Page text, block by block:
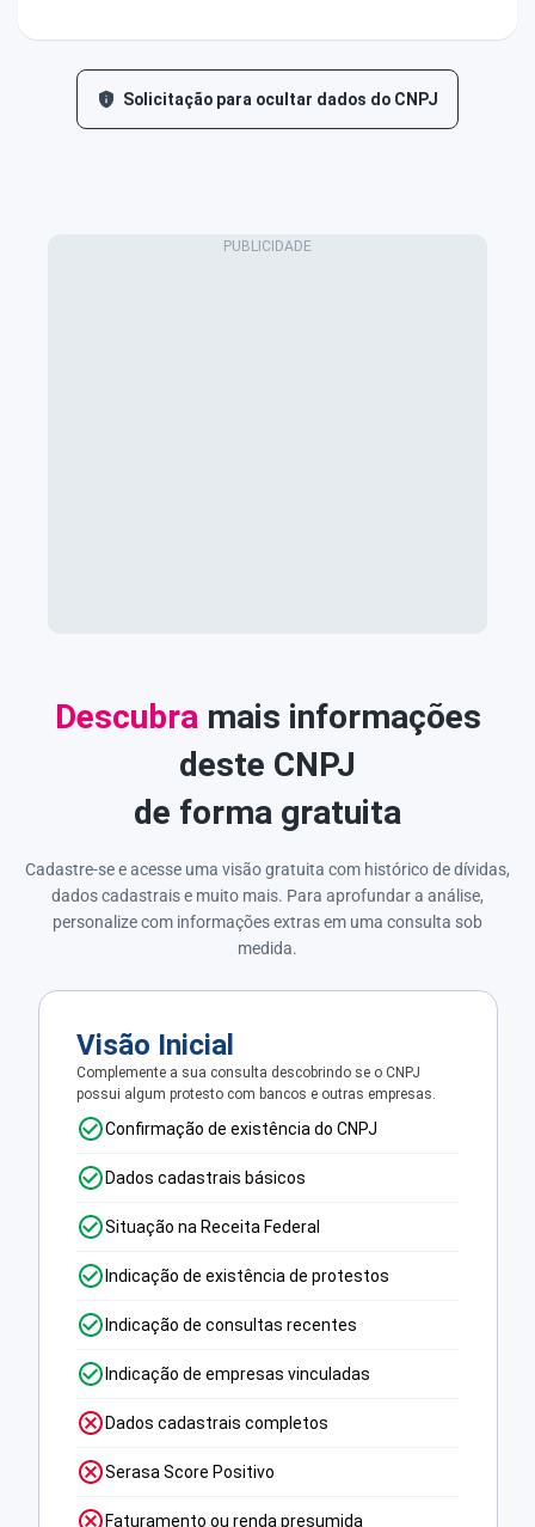
Solicitação para ocultar dados do CNPJ
Descubra mais informações
deste CNPJ
de forma gratuita
Cadastre-se e acesse uma visão gratuita com histórico de dívidas,
dados cadastrais e muito mais. Para aprofundar a análise,
personalize com informações extras em uma consulta sob
medida.
Visão Inicial
Complemente a sua consulta descobrindo se o CNPJ
possui algum protesto com bancos e outras empresas.
Confirmação de existência do CNPJ
Dados cadastrais básicos
Situação na Receita Federal
Indicação de existência de protestos
Indicação de consultas recentes
Indicação de empresas vinculadas
Dados cadastrais completos
Serasa Score Positivo
Faturamento ou renda presumida